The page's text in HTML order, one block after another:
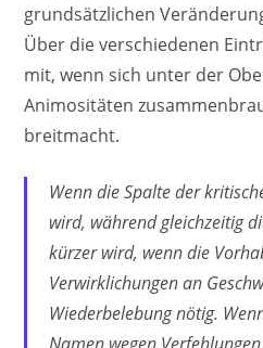
grundsätzlichen
Über die verschiedenen
mit, wenn sich unter der
Animositäten
breitmacht.
Wenn die Spalte der
wird, während gleichzeitig
kürzer wird, wenn die
Verwirklichungen an
Wiederbelebung nötig.